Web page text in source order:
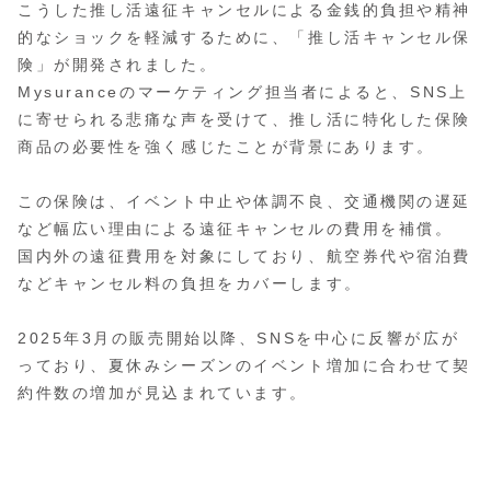
こうした推し活遠征キャンセルによる金銭的負担や精神
的なショックを軽減するために、「推し活キャンセル保
険」が開発されました。
Mysuranceのマーケティング担当者によると、SNS上
に寄せられる悲痛な声を受けて、推し活に特化した保険
商品の必要性を強く感じたことが背景にあります。
この保険は、イベント中止や体調不良、交通機関の遅延
など幅広い理由による遠征キャンセルの費用を補償。
国内外の遠征費用を対象にしており、航空券代や宿泊費
などキャンセル料の負担をカバーします。
2025年3月の販売開始以降、SNSを中心に反響が広が
っており、夏休みシーズンのイベント増加に合わせて契
約件数の増加が見込まれています。